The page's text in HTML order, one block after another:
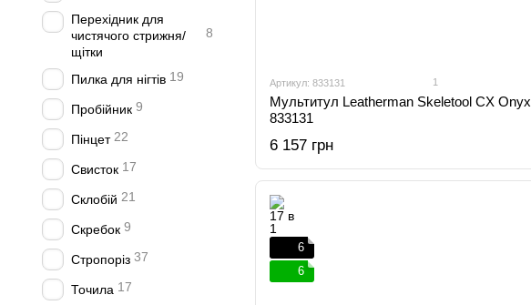
Артикул: 833131 1
Мультитул Leatherman Skeletool CX Onyx
833131
6 157 грн
6
6
Перехідник для
чистячого стрижня/
щітки
8
Пилка для нігтів 19
Пробійник 9
Пінцет 22
Свисток 17
Склобій 21
Скребок 9
Стропоріз 37
Точила 17